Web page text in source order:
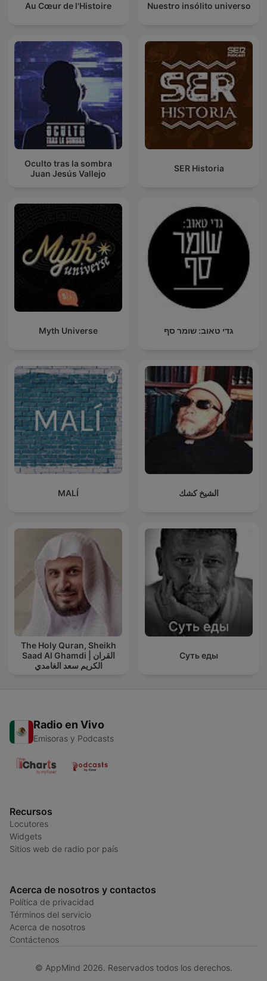
Au Cœur de l'Histoire Nuestro insólito universo
Oculto tras la sombra
Juan Jesús Vallejo
SER Historia
Myth Universe גדי טאוב: שומר סף
MALÍ الشيخ كشك
The Holy Quran, Sheikh
Saad Al Ghamdi | القران
الكريم سعد الغامدي
Суть еды
Radio en Vivo
Emisoras y Podcasts
Recursos
Locutores
Widgets
Sitios web de radio por país
Acerca de nosotros y contactos
Política de privacidad
Términos del servicio
Acerca de nosotros
Contáctenos
© AppMind 2026. Reservados todos los derechos.